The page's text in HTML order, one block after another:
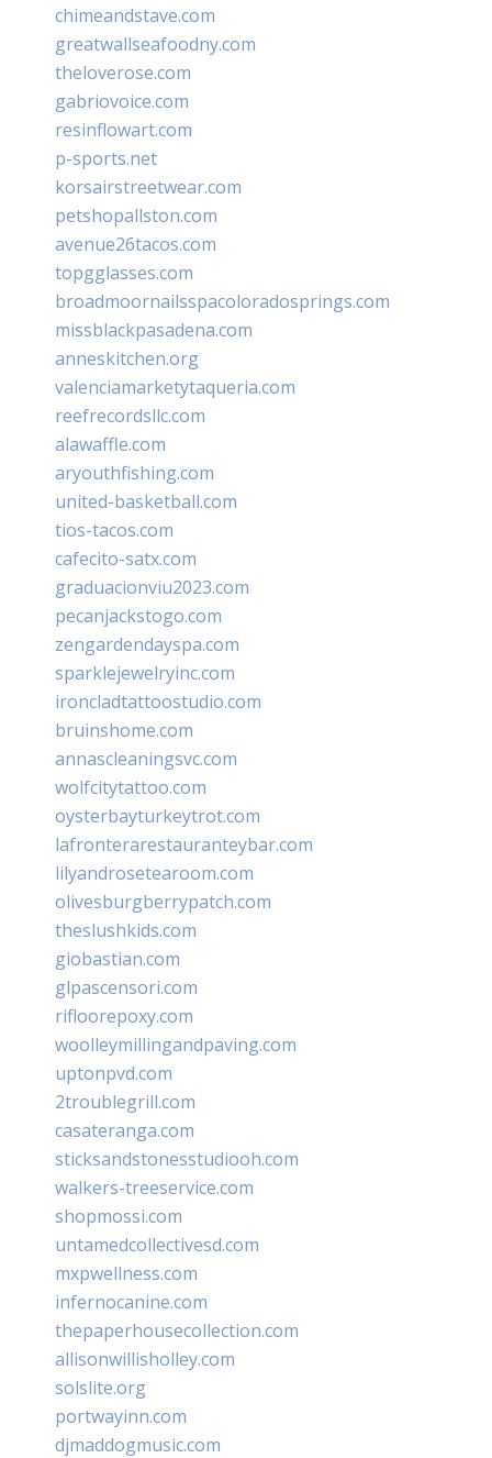
chimeandstave.com
greatwallseafoodny.com
theloverose.com
gabriovoice.com
resinflowart.com
p-sports.net
korsairstreetwear.com
petshopallston.com
avenue26tacos.com
topgglasses.com
broadmoornailsspacoloradosprings.com
missblackpasadena.com
anneskitchen.org
valenciamarketytaqueria.com
reefrecordsllc.com
alawaffle.com
aryouthfishing.com
united-basketball.com
tios-tacos.com
cafecito-satx.com
graduacionviu2023.com
pecanjackstogo.com
zengardendayspa.com
sparklejewelryinc.com
ironcladtattoostudio.com
bruinshome.com
annascleaningsvc.com
wolfcitytattoo.com
oysterbayturkeytrot.com
lafronterarestauranteybar.com
lilyandrosetearoom.com
olivesburgberrypatch.com
theslushkids.com
giobastian.com
glpascensori.com
rifloorepoxy.com
woolleymillingandpaving.com
uptonpvd.com
2troublegrill.com
casateranga.com
sticksandstonesstudiooh.com
walkers-treeservice.com
shopmossi.com
untamedcollectivesd.com
mxpwellness.com
infernocanine.com
thepaperhousecollection.com
allisonwillisholley.com
solslite.org
portwayinn.com
djmaddogmusic.com